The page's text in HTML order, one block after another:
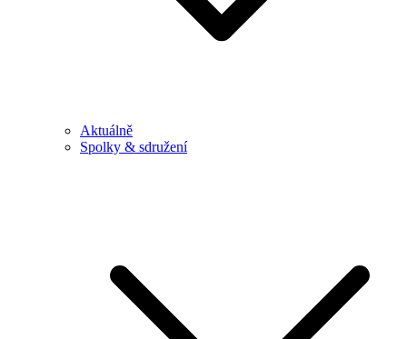
Aktuálně
Spolky & sdružení